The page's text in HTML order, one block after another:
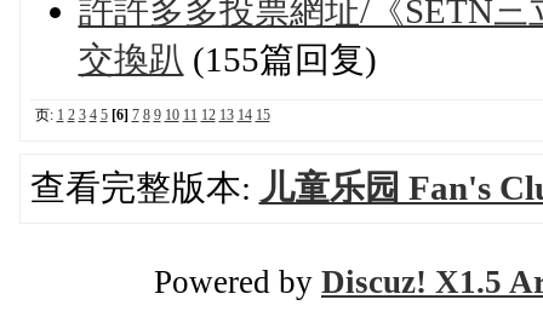
許許多多投票網址/《SETN
交換趴 (155篇回复)
页: 1 2 3 4 5 [6] 7 8 9 10 11 12 13 14 15
查看完整版本: 儿童乐园 Fan's
Powered by Discuz! X1.5